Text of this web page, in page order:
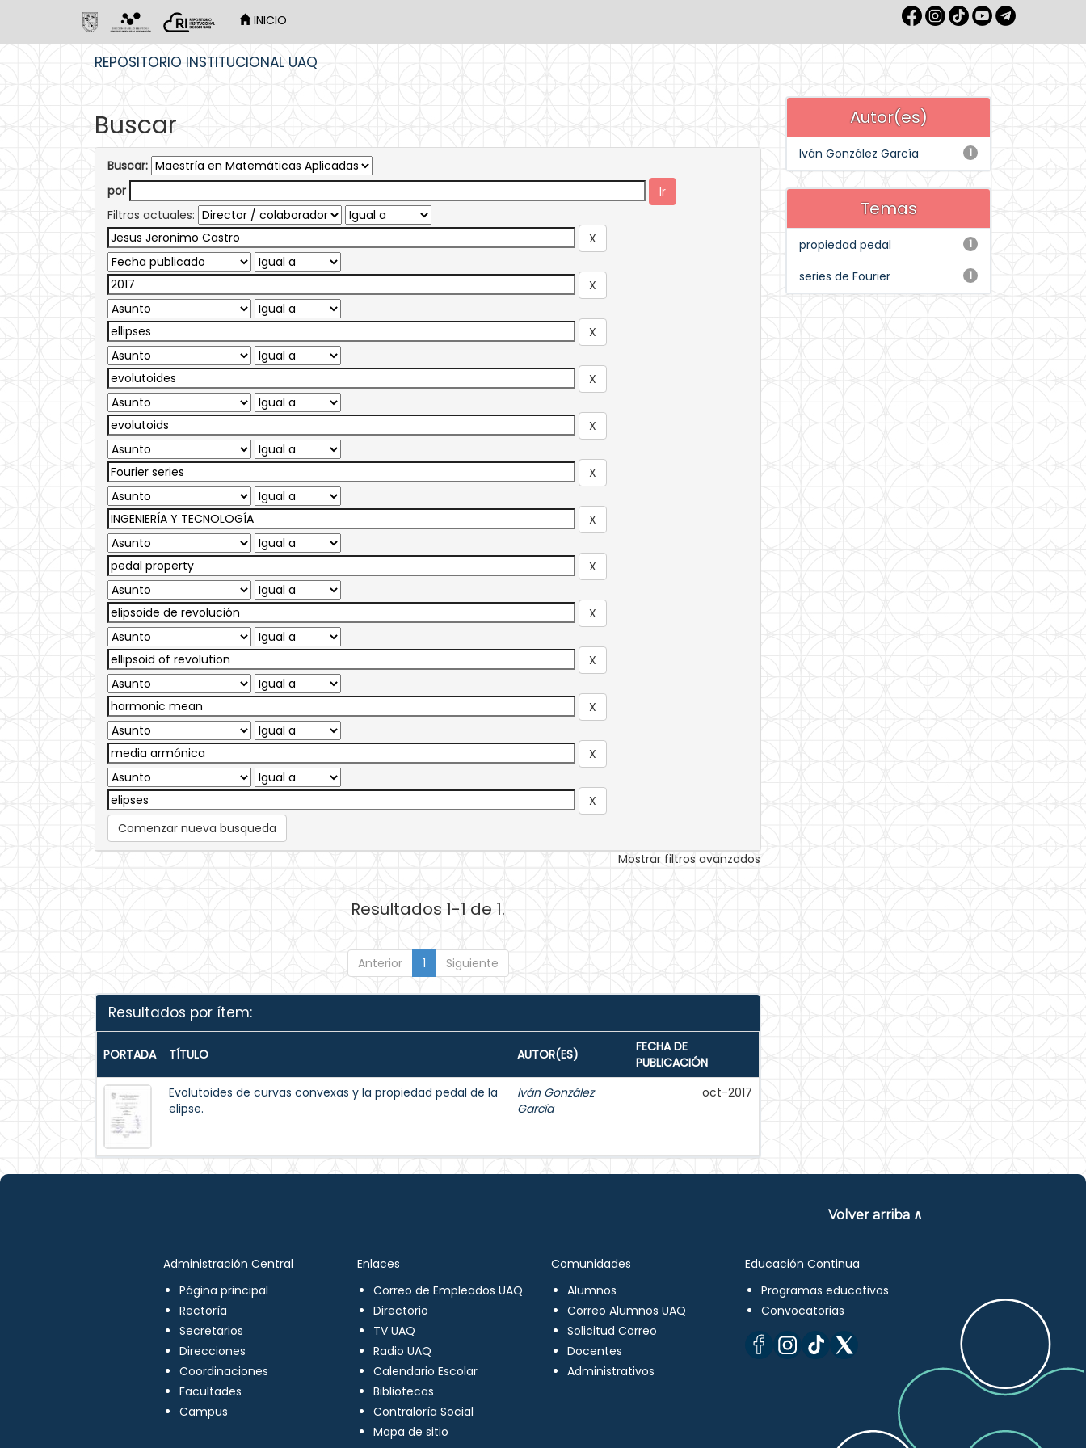
INICIO
REPOSITORIO INSTITUCIONAL UAQ
Buscar
Buscar:
por
Filtros actuales:
Comenzar nueva busqueda
Mostrar filtros avanzados
Resultados 1-1 de 1.
Anterior 1 Siguiente
Resultados por ítem:
PORTADA TÍTULO AUTOR(ES)
FECHA DE
PUBLICACIÓN
Evolutoides de curvas convexas y la propiedad pedal de la
elipse.
Iván González
García
oct-2017
Autor(es)
1
Iván González García
Temas
1
propiedad pedal
1
series de Fourier
Volver arriba ∧
Administración Central
Página principal
Rectoría
Secretarios
Direcciones
Coordinaciones
Facultades
Campus
Enlaces
Correo de Empleados UAQ
Directorio
TV UAQ
Radio UAQ
Calendario Escolar
Bibliotecas
Contraloría Social
Mapa de sitio
Comunidades
Alumnos
Correo Alumnos UAQ
Solicitud Correo
Docentes
Administrativos
Educación Continua
Programas educativos
Convocatorias